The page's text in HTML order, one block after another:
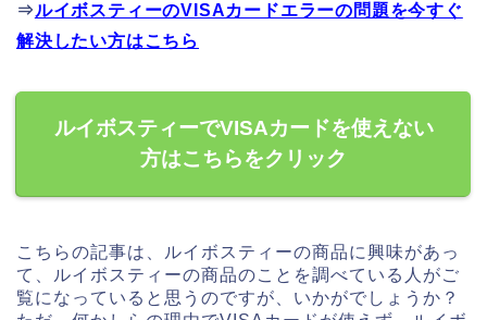
⇒ルイボスティーのVISAカードエラーの問題を今すぐ
解決したい方はこちら
ルイボスティーでVISAカードを使えない
方はこちらをクリック
こちらの記事は、ルイボスティーの商品に興味があっ
て、ルイボスティーの商品のことを調べている人がご
覧になっていると思うのですが、いかがでしょうか？